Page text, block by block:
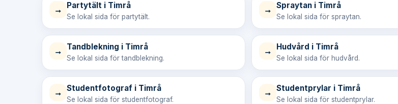
→ Partytält i Timrå
Se lokal sida för partytält.
→ Spraytan i Timrå
Se lokal sida för spraytan.
→ Tandblekning i Timrå
Se lokal sida för tandblekning.
→ Hudvård i Timrå
Se lokal sida för hudvård.
→ Studentfotograf i Timrå
Se lokal sida för studentfotograf.
→ Studentprylar i Timrå
Se lokal sida för studentprylar.